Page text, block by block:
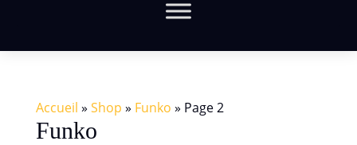
Accueil » Shop » Funko » Page 2
Funko